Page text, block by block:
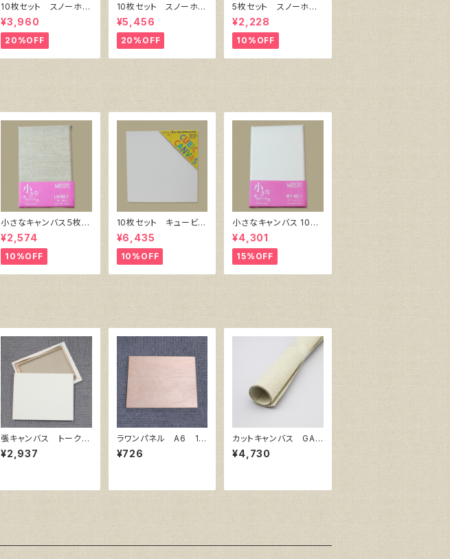
10枚セット スノーホワ
イト・キャンバスボー
ド F4 サイズ 333
㎜x242㎜
¥3,960
20%OFF
10枚セット スノーホワ
イト・キャンバスボー
ド F6 サイズ 410
㎜x318㎜
¥5,456
20%OFF
5枚セット スノーホワ
イト・キャンバスボー
ド F4 サイズ 333
㎜x242㎜
¥2,228
10%OFF
小さなキャンバス５枚セ
ット（麻キャンバス裏面
張り）
¥2,574
10%OFF
10枚セット キュービッ
ク・キャンバス白（縦150
㎜×横150㎜×厚38㎜）
¥6,435
10%OFF
小さなキャンバス 10枚
セット（ホワイト塗りキャ
ンバス張り）
¥4,301
15%OFF
張キャンバス トーク
ロ 赤SP F10 530
㎜×455㎜
¥2,937
ラワンパネル A6 14
8㎜×105㎜
¥726
カットキャンバス GAE
RA F S25
¥4,730